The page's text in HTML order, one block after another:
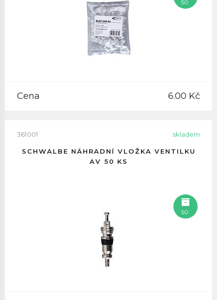
50
Cena 6.00 Kč
361001 skladem
SCHWALBE NÁHRADNÍ VLOŽKA VENTILKU
AV 50 KS
50